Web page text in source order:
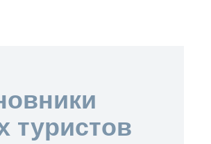
туристов